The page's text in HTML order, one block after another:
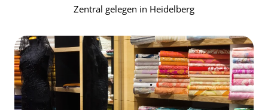
Zentral gelegen in Heidelberg